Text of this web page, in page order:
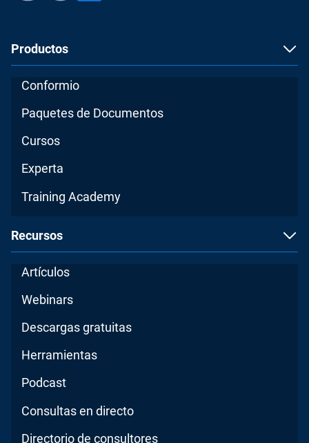
Productos
Conformio
Paquetes de Documentos
Cursos
Experta
Training Academy
Recursos
Artículos
Webinars
Descargas gratuitas
Herramientas
Podcast
Consultas en directo
Directorio de consultores